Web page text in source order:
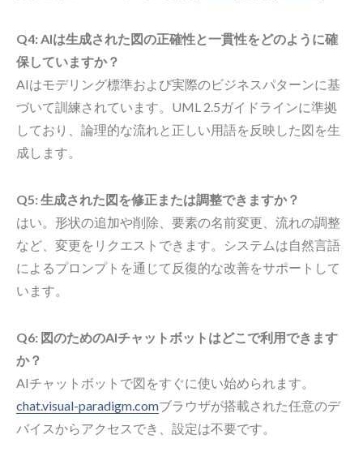
Q4: AIは生成された図の正確性と一貫性をどのように確
保していますか？
AIはモデリング標準および実際のビジネスパターンに基
づいて訓練されています。UML 2.5ガイドラインに準拠
しており、論理的な流れと正しい用語を反映した図を生
成します。
Q5: 生成された図を修正または調整できますか？
はい。形状の追加や削除、要素の名前変更、流れの調整
など、変更をリクエストできます。システムは自然言語
によるプロンプトを通じて反復的な改善をサポートして
います。
Q6: 図のためのAIチャットボットはどこで利用できます
か？
AIチャットボットで図をすぐに使い始められます。
chat.visual-paradigm.comブラウザが搭載された任意のデ
バイスからアクセスでき、設定は不要です。